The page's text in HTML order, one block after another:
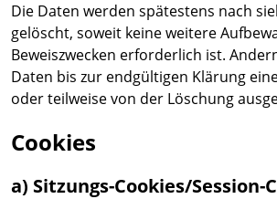
Die Daten werden spätestens nach
gelöscht, soweit keine weitere
Beweiszwecken erforderlich ist.
Daten bis zur endgültigen Klärung
oder teilweise von der Löschung
Cookies
a) Sitzungs-Cookies/Session-